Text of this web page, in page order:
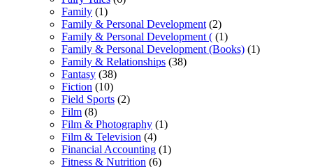
Family (1)
Family & Personal Development (2)
Family & Personal Development ( (1)
Family & Personal Development (Books) (1)
Family & Relationships (38)
Fantasy (38)
Fiction (10)
Field Sports (2)
Film (8)
Film & Photography (1)
Film & Television (4)
Financial Accounting (1)
Fitness & Nutrition (6)